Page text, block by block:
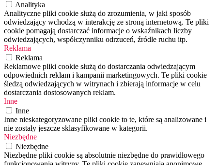
Analityka
Analityczne pliki cookie służą do zrozumienia, w jaki sposób
odwiedzający wchodzą w interakcję ze stroną internetową. Te pliki
cookie pomagają dostarczać informacje o wskaźnikach liczby
odwiedzających, współczynniku odrzuceń, źródle ruchu itp.
Reklama
Reklama
Reklamowe pliki cookie służą do dostarczania odwiedzającym
odpowiednich reklam i kampanii marketingowych. Te pliki cookie
śledzą odwiedzających w witrynach i zbierają informacje w celu
dostarczania dostosowanych reklam.
Inne
Inne
Inne nieskategoryzowane pliki cookie to te, które są analizowane i
nie zostały jeszcze sklasyfikowane w kategorii.
Niezbędne
Niezbędne
Niezbędne pliki cookie są absolutnie niezbędne do prawidłowego